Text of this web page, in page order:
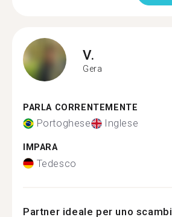
V.
Gera
PARLA CORRENTEMENTE
Portoghese Inglese
IMPARA
Tedesco
Partner ideale per uno